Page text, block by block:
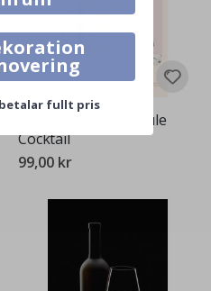
Poster - Moscow Mule
Cocktail
99,00 kr
betalar fullt pris